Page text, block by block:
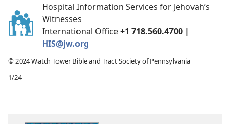
Hospital Information Services for Jehovah’s
Witnesses
International Office+1 718.560.4700 |
HIS@jw.org
© 2024 Watch Tower Bible and Tract Society of Pennsylvania
1/24